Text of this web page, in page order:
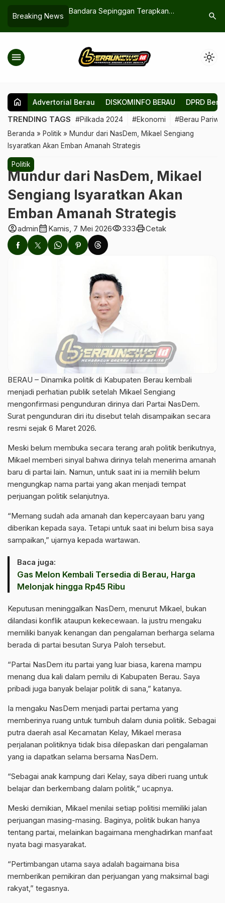
Breaking News
Hasil Kerja
Elemen
Bandara Sepinggan Terapkan
Penumpang
Mulai
Gantikan
search
menu light_mode
home Advertorial Berau DISKOMINFO BERAU DPRD
TRENDING TAGS #Pilkada 2024 #Ekonomi #Berau
Beranda » Politik » Mundur dari NasDem, Mikael Sengiang
Isyaratkan Akan Emban Amanah Strategis
Politik
Mundur dari NasDem, Mikael
Sengiang Isyaratkan Akan
Emban Amanah Strategis
account_circleadmincalendar_month Kamis, 7 Mei 2026visibility333printCetak
BERAU – Dinamika politik di Kabupaten Berau kembali
menjadi perhatian publik setelah Mikael Sengiang
mengonfirmasi pengunduran dirinya dari Partai NasDem.
Surat pengunduran diri itu disebut telah disampaikan secara
resmi sejak 6 Maret 2026.
Meski belum membuka secara terang arah politik berikutnya,
Mikael memberi sinyal bahwa dirinya telah menerima amanah
baru di partai lain. Namun, untuk saat ini ia memilih belum
mengungkap nama partai yang akan menjadi tempat
perjuangan politik selanjutnya.
“Memang sudah ada amanah dan kepercayaan baru yang
diberikan kepada saya. Tetapi untuk saat ini belum bisa saya
sampaikan,” ujarnya kepada wartawan.
Baca juga:
Gas Melon Kembali Tersedia di Berau, Harga
Melonjak hingga Rp45 Ribu
Keputusan meninggalkan NasDem, menurut Mikael, bukan
dilandasi konflik ataupun kekecewaan. Ia justru mengaku
memiliki banyak kenangan dan pengalaman berharga selama
berada di partai besutan Surya Paloh tersebut.
“Partai NasDem itu partai yang luar biasa, karena mampu
menang dua kali dalam pemilu di Kabupaten Berau. Saya
pribadi juga banyak belajar politik di sana,” katanya.
Ia mengaku NasDem menjadi partai pertama yang
memberinya ruang untuk tumbuh dalam dunia politik. Sebagai
putra daerah asal Kecamatan Kelay, Mikael merasa
perjalanan politiknya tidak bisa dilepaskan dari pengalaman
yang ia dapatkan selama bersama NasDem.
“Sebagai anak kampung dari Kelay, saya diberi ruang untuk
belajar dan berkembang dalam politik,” ucapnya.
Meski demikian, Mikael menilai setiap politisi memiliki jalan
perjuangan masing-masing. Baginya, politik bukan hanya
tentang partai, melainkan bagaimana menghadirkan manfaat
nyata bagi masyarakat.
“Pertimbangan utama saya adalah bagaimana bisa
memberikan pemikiran dan perjuangan yang maksimal bagi
rakyat,” tegasnya.